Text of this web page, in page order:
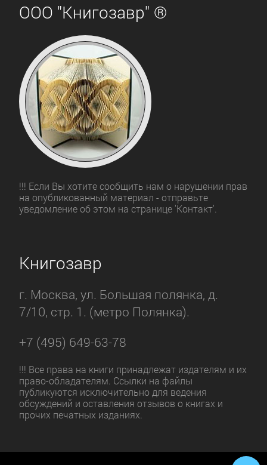
ООО "Книгозавр" ®
!!! Если Вы хотите сообщить нам о нарушении прав
на опубликованный материал - отправьте
уведомление об этом на странице 'Контакт'.
Книгозавр
г. Москва, ул. Большая полянка, д.
7/10, стр. 1. (метро Полянка).
+7 (495) 649-63-78
!!! Все права на книги принадлежат издателям и их
право-обладателям. Ссылки на файлы
публикуются исключительно для ведения
обсуждений и оставления отзывов о книгах и
прочих печатных изданиях.